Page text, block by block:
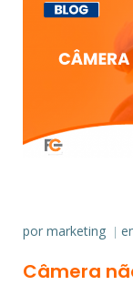
por marketing |
Câmera